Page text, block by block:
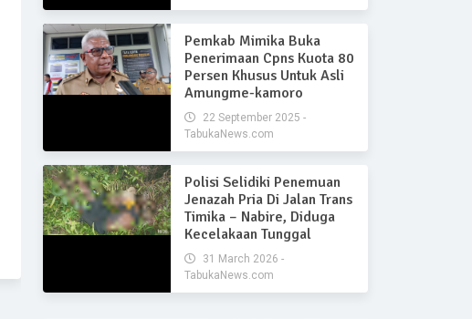
Pemkab Mimika Buka
Penerimaan Cpns Kuota 80
Persen Khusus Untuk Asli
Amungme-kamoro
22 September 2025 -
TabukaNews.com
Polisi Selidiki Penemuan
Jenazah Pria Di Jalan Trans
Timika – Nabire, Diduga
Kecelakaan Tunggal
31 March 2026 -
TabukaNews.com